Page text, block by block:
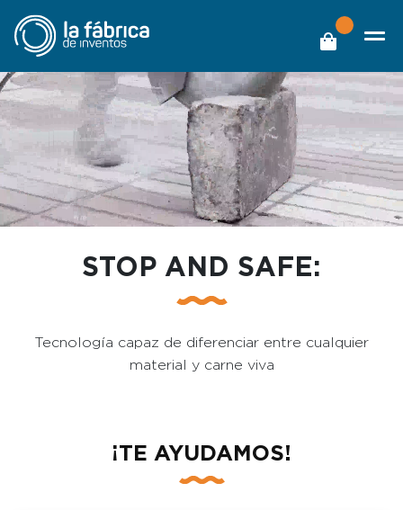
STOP AND SAFE:
Tecnología capaz de diferenciar entre cualquier
material y carne viva
¡TE AYUDAMOS!